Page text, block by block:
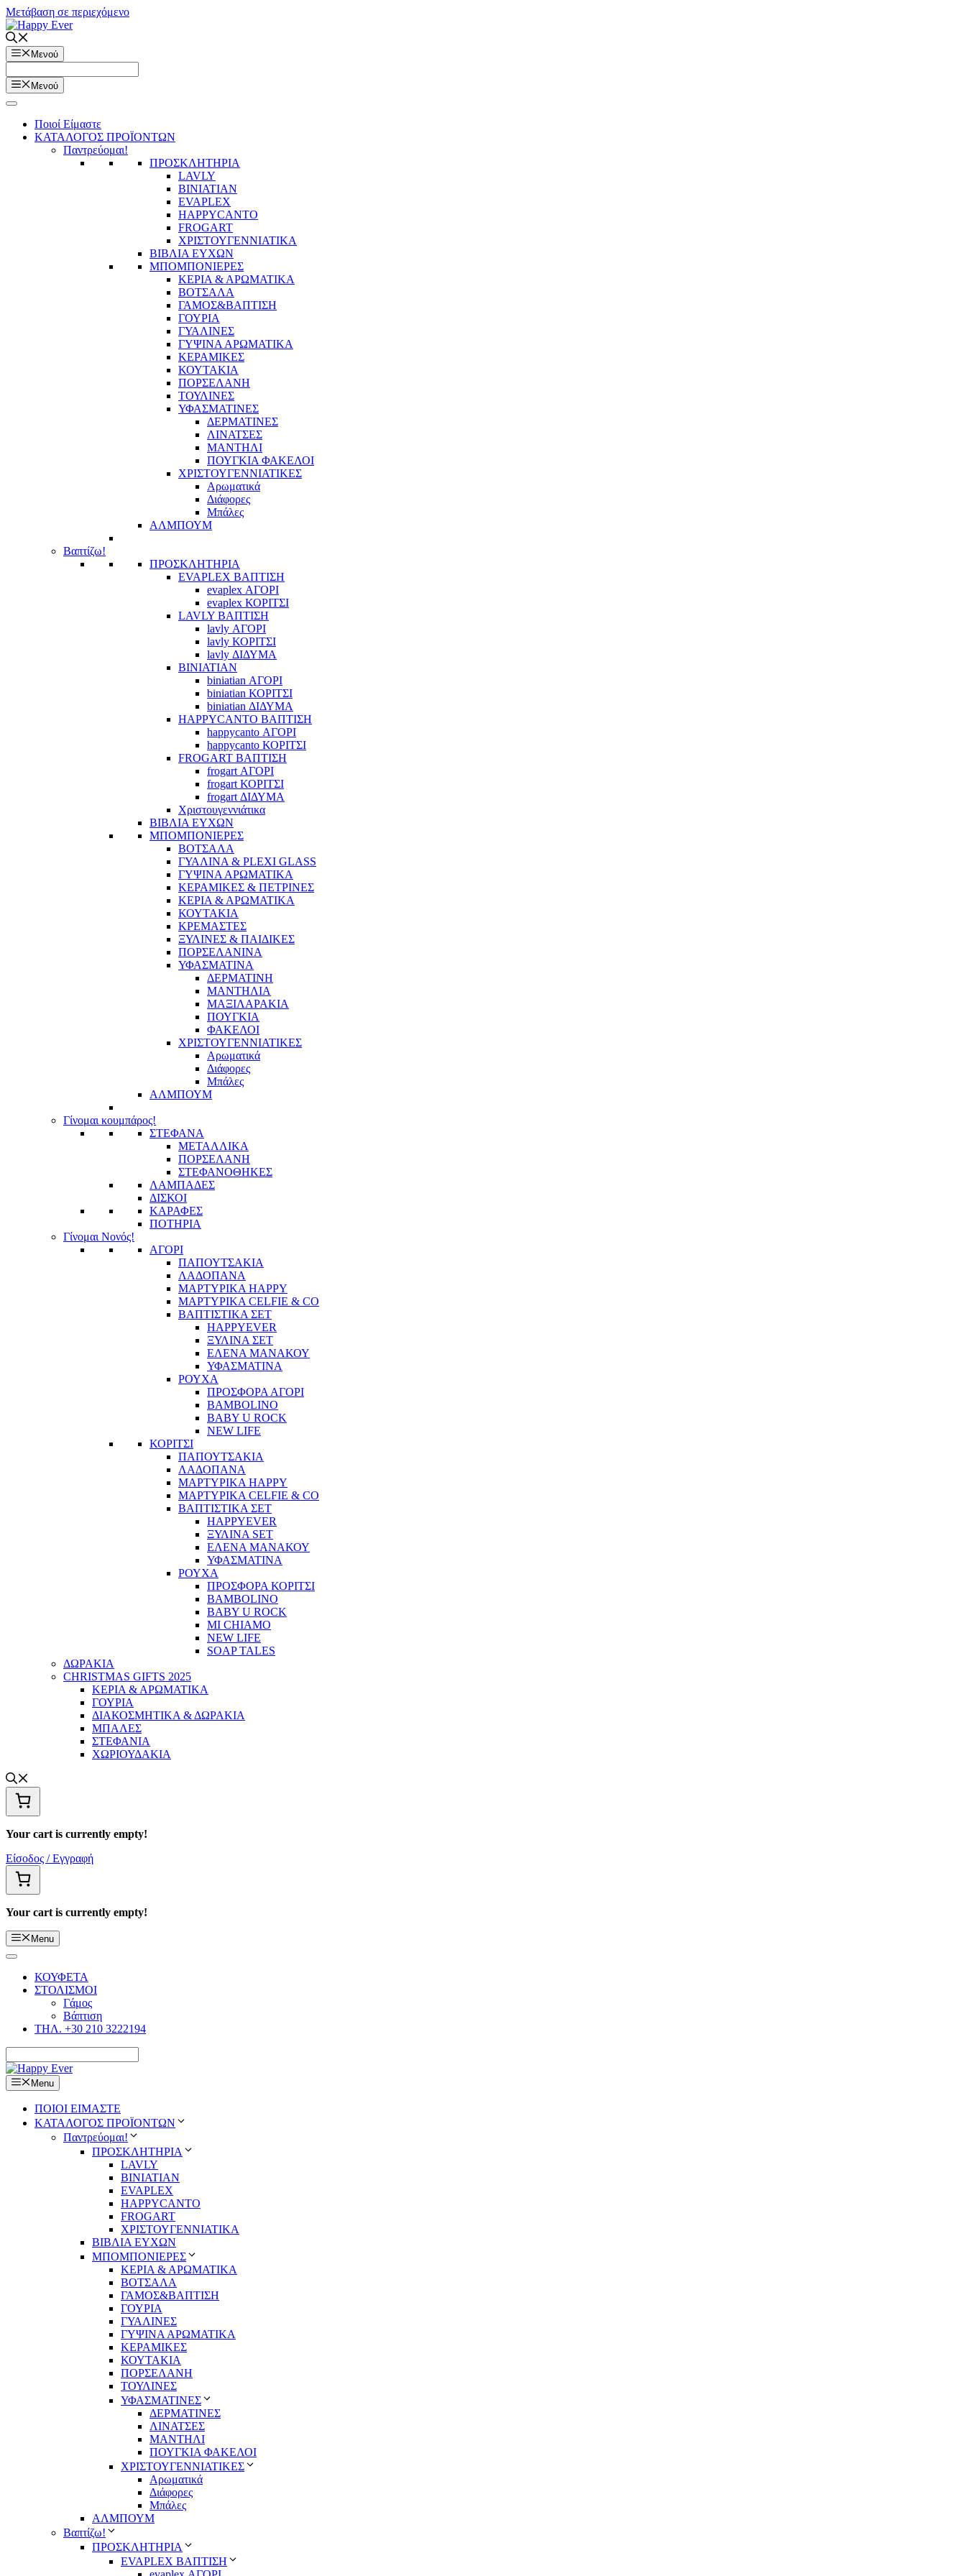
Μετάβαση σε περιεχόμενο
Μενού
Μενού
Ποιοί Είμαστε
ΚΑΤΑΛΟΓΟΣ ΠΡΟΪΟΝΤΩΝ
Παντρεύομαι!
ΠΡΟΣΚΛΗΤΗΡΙΑ
LAVLY
BINIATIAN
EVAPLEX
HAPPYCANTO
FROGART
ΧΡΙΣΤΟΥΓΕΝΝΙΑΤΙΚΑ
ΒΙΒΛΙΑ ΕΥΧΩΝ
ΜΠΟΜΠΟΝΙΕΡΕΣ
ΚΕΡΙΑ & ΑΡΩΜΑΤΙΚΑ
ΒΟΤΣΑΛΑ
ΓΑΜΟΣ&ΒΑΠΤΙΣΗ
ΓΟΥΡΙΑ
ΓΥΑΛΙΝΕΣ
ΓΥΨΙΝΑ ΑΡΩΜΑΤΙΚΑ
ΚΕΡΑΜΙΚΕΣ
ΚΟΥΤΑΚΙΑ
ΠΟΡΣΕΛΑΝΗ
ΤΟΥΛΙΝΕΣ
ΥΦΑΣΜΑΤΙΝΕΣ
ΔΕΡΜΑΤΙΝΕΣ
ΛΙΝΑΤΣΕΣ
ΜΑΝΤΗΛΙ
ΠΟΥΓΚΙΑ ΦΑΚΕΛΟΙ
ΧΡΙΣΤΟΥΓΕΝΝΙΑΤΙΚΕΣ
Αρωματικά
Διάφορες
Μπάλες
ΑΛΜΠΟΥΜ
Βαπτίζω!
ΠΡΟΣΚΛΗΤΗΡΙΑ
EVAPLEX ΒΑΠΤΙΣΗ
evaplex ΑΓΟΡΙ
evaplex ΚΟΡΙΤΣΙ
LAVLY ΒΑΠΤΙΣΗ
lavly ΑΓΟΡΙ
lavly ΚΟΡΙΤΣΙ
lavly ΔΙΔΥΜΑ
BINIATIAN
biniatian ΑΓΟΡΙ
biniatian ΚΟΡΙΤΣΙ
biniatian ΔΙΔΥΜΑ
HAPPYCANTO ΒΑΠΤΙΣΗ
happycanto ΑΓΟΡΙ
happycanto ΚΟΡΙΤΣΙ
FROGART ΒΑΠΤΙΣΗ
frogart ΑΓΟΡΙ
frogart ΚΟΡΙΤΣΙ
frogart ΔΙΔΥΜΑ
Χριστουγεννιάτικα
ΒΙΒΛΙΑ ΕΥΧΩΝ
ΜΠΟΜΠΟΝΙΕΡΕΣ
ΒΟΤΣΑΛΑ
ΓΥΑΛΙΝΑ & PLEXI GLASS
ΓΥΨΙΝΑ ΑΡΩΜΑΤΙΚΑ
ΚΕΡΑΜΙΚΕΣ & ΠΕΤΡΙΝΕΣ
ΚΕΡΙΑ & ΑΡΩΜΑΤΙΚΑ
ΚΟΥΤΑΚΙΑ
ΚΡΕΜΑΣΤΕΣ
ΞΥΛΙΝΕΣ & ΠΑΙΔΙΚΕΣ
ΠΟΡΣΕΛΑΝΙΝΑ
ΥΦΑΣΜΑΤΙΝA
ΔΕΡΜΑΤΙΝΗ
ΜΑΝΤΗΛΙΑ
ΜΑΞΙΛΑΡΑΚΙΑ
ΠΟΥΓΚΙΑ
ΦΑΚΕΛΟΙ
ΧΡΙΣΤΟΥΓΕΝΝΙΑΤΙΚΕΣ
Αρωματικά
Διάφορες
Μπάλες
ΑΛΜΠΟΥΜ
Γίνομαι κουμπάρος!
ΣΤΕΦΑΝΑ
ΜΕΤΑΛΛΙΚΑ
ΠΟΡΣΕΛΑΝΗ
ΣΤΕΦΑΝΟΘΗΚΕΣ
ΛΑΜΠΑΔΕΣ
ΔΙΣΚΟΙ
ΚΑΡΑΦΕΣ
ΠΟΤΗΡΙΑ
Γίνομαι Νονός!
ΑΓΟΡΙ
ΠΑΠΟΥΤΣΑΚΙΑ
ΛΑΔΟΠΑΝΑ
ΜΑΡΤΥΡΙΚΑ HAPPY
ΜΑΡΤΥΡΙΚΑ CELFIE & CO
ΒΑΠΤΙΣΤΙΚΑ ΣΕΤ
HAPPYEVER
ΞΥΛΙΝΑ ΣΕΤ
ΕΛΕΝΑ ΜΑΝΑΚΟΥ
ΥΦΑΣΜΑΤΙΝΑ
ΡΟΥΧΑ
ΠΡΟΣΦΟΡΑ ΑΓΟΡΙ
BAMBOLINO
BABY U ROCK
NEW LIFE
ΚΟΡΙΤΣΙ
ΠΑΠΟΥΤΣΑΚΙΑ
ΛΑΔΟΠΑΝΑ
ΜΑΡΤΥΡΙΚΑ HAPPY
ΜΑΡΤΥΡΙΚΑ CELFIE & CO
ΒΑΠΤΙΣΤΙΚΑ ΣΕΤ
HAPPYEVER
ΞΥΛΙΝΑ SET
ΕΛΕΝΑ ΜΑΝΑΚΟΥ
ΥΦΑΣΜΑΤΙΝΑ
ΡΟΥΧΑ
ΠΡΟΣΦΟΡΑ ΚΟΡΙΤΣΙ
BAMBOLINO
BABY U ROCK
MI CHIAMO
NEW LIFE
SOAP TALES
ΔΩΡΑΚΙΑ
CHRISTMAS GIFTS 2025
ΚΕΡΙΑ & ΑΡΩΜΑΤΙΚΑ
ΓΟΥΡΙΑ
ΔΙΑΚΟΣΜΗΤΙΚΑ & ΔΩΡΑΚΙΑ
ΜΠΑΛΕΣ
ΣΤΕΦΑΝΙΑ
ΧΩΡΙΟΥΔΑΚΙΑ
Your cart is currently empty!
Είσοδος / Εγγραφή
Your cart is currently empty!
Menu
ΚΟΥΦΕΤΑ
ΣΤΟΛΙΣΜΟΙ
Γάμος
Βάπτιση
ΤΗΛ. +30 210 3222194
Menu
ΠΟΙΟΙ ΕΙΜΑΣΤΕ
ΚΑΤΑΛΟΓΟΣ ΠΡΟΪΟΝΤΩΝ
Παντρεύομαι!
ΠΡΟΣΚΛΗΤΗΡΙΑ
LAVLY
BINIATIAN
EVAPLEX
HAPPYCANTO
FROGART
ΧΡΙΣΤΟΥΓΕΝΝΙΑΤΙΚΑ
ΒΙΒΛΙΑ ΕΥΧΩΝ
ΜΠΟΜΠΟΝΙΕΡΕΣ
ΚΕΡΙΑ & ΑΡΩΜΑΤΙΚΑ
ΒΟΤΣΑΛΑ
ΓΑΜΟΣ&ΒΑΠΤΙΣΗ
ΓΟΥΡΙΑ
ΓΥΑΛΙΝΕΣ
ΓΥΨΙΝΑ ΑΡΩΜΑΤΙΚΑ
ΚΕΡΑΜΙΚΕΣ
ΚΟΥΤΑΚΙΑ
ΠΟΡΣΕΛΑΝΗ
ΤΟΥΛΙΝΕΣ
ΥΦΑΣΜΑΤΙΝΕΣ
ΔΕΡΜΑΤΙΝΕΣ
ΛΙΝΑΤΣΕΣ
ΜΑΝΤΗΛΙ
ΠΟΥΓΚΙΑ ΦΑΚΕΛΟΙ
ΧΡΙΣΤΟΥΓΕΝΝΙΑΤΙΚΕΣ
Αρωματικά
Διάφορες
Μπάλες
ΑΛΜΠΟΥΜ
Βαπτίζω!
ΠΡΟΣΚΛΗΤΗΡΙΑ
EVAPLEX ΒΑΠΤΙΣΗ